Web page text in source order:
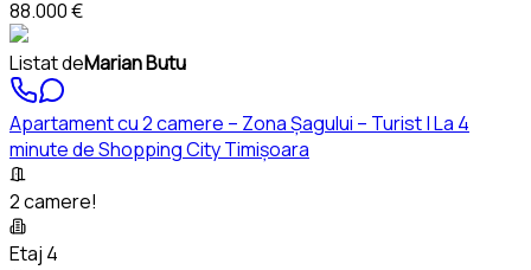
88.000 €
Listat deMarian Butu
Apartament cu 2 camere – Zona Șagului – Turist | La 4
minute de Shopping City Timișoara
2 camere!
Etaj 4